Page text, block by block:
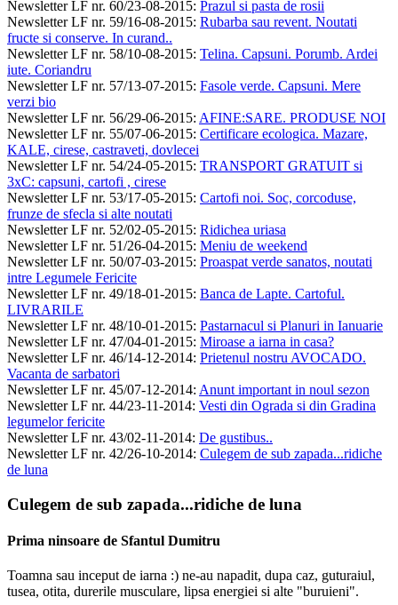
Newsletter LF nr. 60/23-08-2015: Prazul si pasta de rosii
Newsletter LF nr. 59/16-08-2015: Rubarba sau revent. Noutati
fructe si conserve. In curand..
Newsletter LF nr. 58/10-08-2015: Telina. Capsuni. Porumb. Ardei
iute. Coriandru
Newsletter LF nr. 57/13-07-2015: Fasole verde. Capsuni. Mere
verzi bio
Newsletter LF nr. 56/29-06-2015: AFINE:SARE. PRODUSE NOI
Newsletter LF nr. 55/07-06-2015: Certificare ecologica. Mazare,
KALE, cirese, castraveti, dovlecei
Newsletter LF nr. 54/24-05-2015: TRANSPORT GRATUIT si
3xC: capsuni, cartofi , cirese
Newsletter LF nr. 53/17-05-2015: Cartofi noi. Soc, corcoduse,
frunze de sfecla si alte noutati
Newsletter LF nr. 52/02-05-2015: Ridichea uriasa
Newsletter LF nr. 51/26-04-2015: Meniu de weekend
Newsletter LF nr. 50/07-03-2015: Proaspat verde sanatos, noutati
intre Legumele Fericite
Newsletter LF nr. 49/18-01-2015: Banca de Lapte. Cartoful.
LIVRARILE
Newsletter LF nr. 48/10-01-2015: Pastarnacul si Planuri in Ianuarie
Newsletter LF nr. 47/04-01-2015: Miroase a iarna in casa?
Newsletter LF nr. 46/14-12-2014: Prietenul nostru AVOCADO.
Vacanta de sarbatori
Newsletter LF nr. 45/07-12-2014: Anunt important in noul sezon
Newsletter LF nr. 44/23-11-2014: Vesti din Ograda si din Gradina
legumelor fericite
Newsletter LF nr. 43/02-11-2014: De gustibus..
Newsletter LF nr. 42/26-10-2014: Culegem de sub zapada...ridiche
de luna
Culegem de sub zapada...ridiche de luna
Prima ninsoare de Sfantul Dumitru
Toamna sau inceput de iarna :) ne-au napadit, dupa caz, guturaiul,
tusea, otita, durerile musculare, lipsa energiei si alte "buruieni".